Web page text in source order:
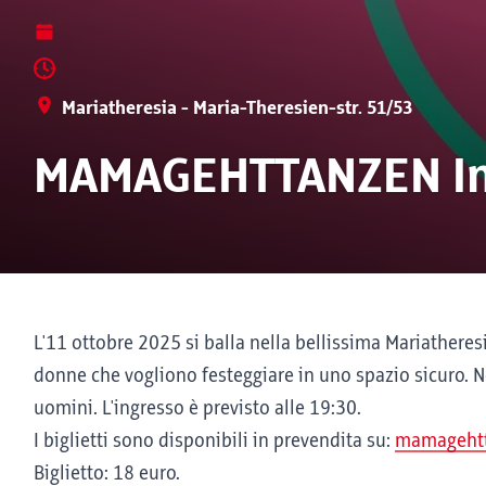
Mariatheresia - Maria-Theresien-str. 51/53
MAMAGEHTTANZEN
L'11 ottobre 2025 si balla nella bellissima
donne che vogliono festeggiare in uno spazio sicuro.
uomini. L'ingresso è previsto alle 19:30.
I biglietti sono disponibili in prevendita su:
Biglietto: 18 euro.